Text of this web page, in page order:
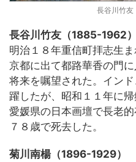
長谷川竹友
長谷川竹友（1885-1962）
明治１８年重信町拝志生
京都に出て都路華香の門
将来を嘱望された。イン
躍したが、昭和１１年に
愛媛県の日本画壇で長老的
７８歳で死去した。
菊川南楊（1896-1929）